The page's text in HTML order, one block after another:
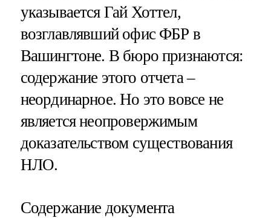
указывается Гай Хоттел,
возглавлявший офис ФБР в
Вашингтоне. В бюро признаются:
содержание этого отчета –
неординарное. Но это вовсе не
является неопровержимым
доказательством существования
НЛО.
Содержание документа